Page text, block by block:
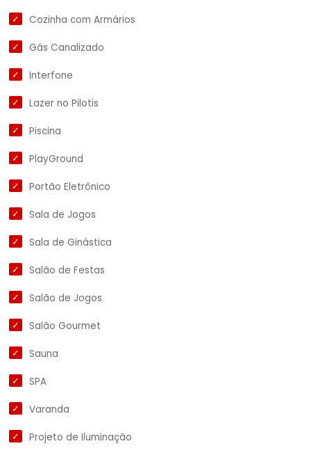
Cozinha com Armários
Gás Canalizado
Interfone
Lazer no Pilotis
Piscina
PlayGround
Portão Eletrônico
Sala de Jogos
Sala de Ginástica
Salão de Festas
Salão de Jogos
Salão Gourmet
Sauna
SPA
Varanda
Projeto de Iluminação